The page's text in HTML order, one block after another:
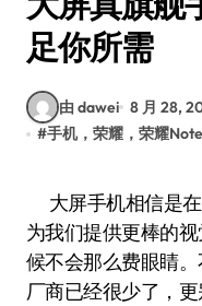
足你所需
由 dawei 8 月 28,
#手机，荣耀，荣耀
大屏手机相信是在座的每一个人都需求的，其能
为我们提供更棒的
候不会那么费眼睛
厂商已经很少了，